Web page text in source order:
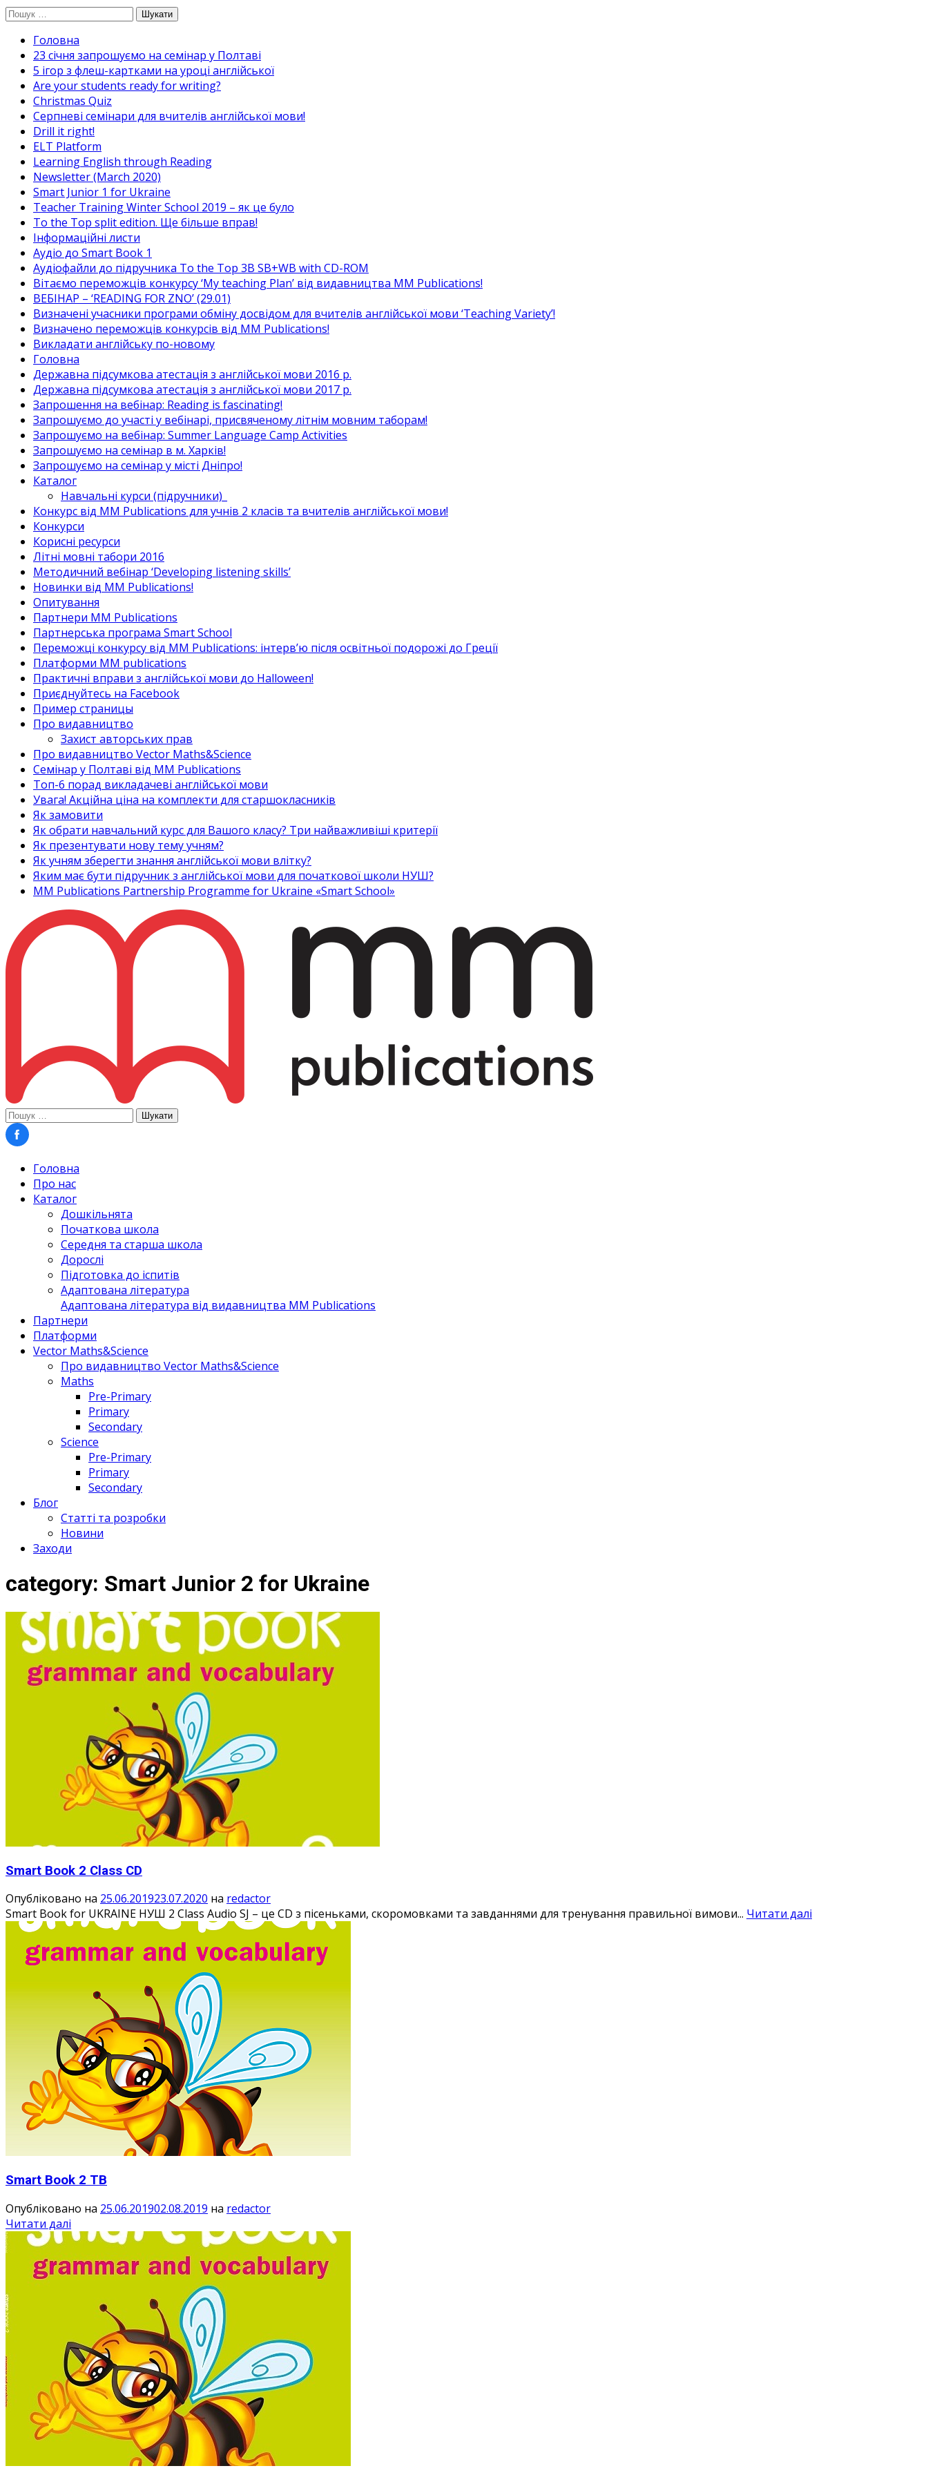
Перейти
вмісту
Пошук:
Головна
23 січня запрошуємо на семінар у Полтаві
5 ігор з флеш-картками на уроці англійської
Are your students ready for writing?
Christmas Quiz
Cерпневі семінари для вчителів англійської мови!
Drill it right!
ELT Platform
Learning English through Reading
Newsletter (March 2020)
Smart Junior 1 for Ukraine
Teacher Training Winter School 2019 – як це було
To the Top split edition. Ще більше вправ!
Інформаційні листи
Аудіо до Smart Book 1
Аудіофайли до підручника To the Top 3B SB+WB with CD-ROM
Вітаємо переможців конкурсу ‘My teaching Plan’ від видавництва MM Publications!
ВЕБІНАР – ‘READING FOR ZNO’ (29.01)
Визначені учасники програми обміну досвідом для вчителів англійської мови ‘Teaching Variety’!
Визначено переможців конкурсів від MM Publications!
Викладати англійську по-новому
Головна
Державна підсумкова атестація з англійської мови 2016 р.
Державна підсумкова атестація з англійської мови 2017 р.
Запрошення на вебінар: Reading is fascinating!
Запрошуємо до участі у вебінарі, присвяченому літнім мовним таборам!
Запрошуємо на вебінар: Summer Language Camp Activities
Запрошуємо на семінар в м. Харків!
Запрошуємо на семінар у місті Дніпро!
Каталог
Навчальні курси (підручники)_
Конкурс від MM Publications для учнів 2 класів та вчителів англійської мови!
Конкурси
Корисні ресурси
Літні мовні табори 2016
Методичний вебінар ‘Developing listening skills’
Новинки від MM Publications!
Опитування
Партнери MM Publications
Партнерська програма Smart School
Переможці конкурсу від MM Publications: інтерв’ю після освітньої подорожі до Греції
Платформи MM publications
Практичні вправи з англійської мови до Halloween!
Приєднуйтесь на Facebook
Пример страницы
Про видавництво
Захист авторських прав
Про видавництво Vector Maths&Science
Семінар у Полтаві від MM Publications
Топ-6 порад викладачеві англійської мови
Увага! Акційна ціна на комплекти для старшокласників
Як замовити
Як обрати навчальний курс для Вашого класу? Три найважливіші критерії
Як презентувати нову тему учням?
Як учням зберегти знання англійської мови влітку?
Яким має бути підручник з англійської мови для початкової школи НУШ?
MM Publications Partnership Programme for Ukraine «Smart School»
Пошук:
Головна
Про нас
Каталог
Дошкільнята
Початкова школа
Середня та старша школа
Дорослі
Підготовка до іспитів
Адаптована література
Адаптована література від видавництва MM Publications
Партнери
Платформи
Vector Maths&Science
Про видавництво Vector Maths&Science
Maths
Pre-Primary
Primary
Secondary
Science
Pre-Primary
Primary
Secondary
Блог
Статті та розробки
Новини
Заходи
category: Smart Junior 2 for Ukraine
Smart Book 2 Class CD
Опубліковано на 25.06.201923.07.2020 на redactor
Smart Book for UKRAINE НУШ 2 Class Audio SJ – це CD з пісеньками, скоромовками та завданнями для тренування правильної вимови... Читати далі
Smart Book 2 TB
Опубліковано на 25.06.201902.08.2019 на redactor
Читати далі